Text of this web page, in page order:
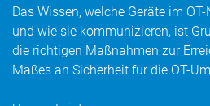
Das Wissen, welche Geräte im
und wie sie kommunizieren, ist
die richtigen Maßnahmen zur
Maßes an Sicherheit für die OT-